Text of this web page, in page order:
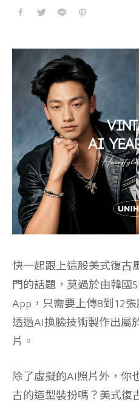
快一起跟上這股美式復古
門的話題，莫過於由韓國
App，只需要上傳8到12
透過AI換臉技術製作出屬
片。
除了虛擬的AI照片外，你
古的造型裝扮嗎？美式復